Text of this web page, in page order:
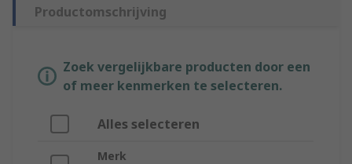
Productomschrijving
Zoek vergelijkbare producten door een
of meer kenmerken te selecteren.
Alles selecteren
Merk